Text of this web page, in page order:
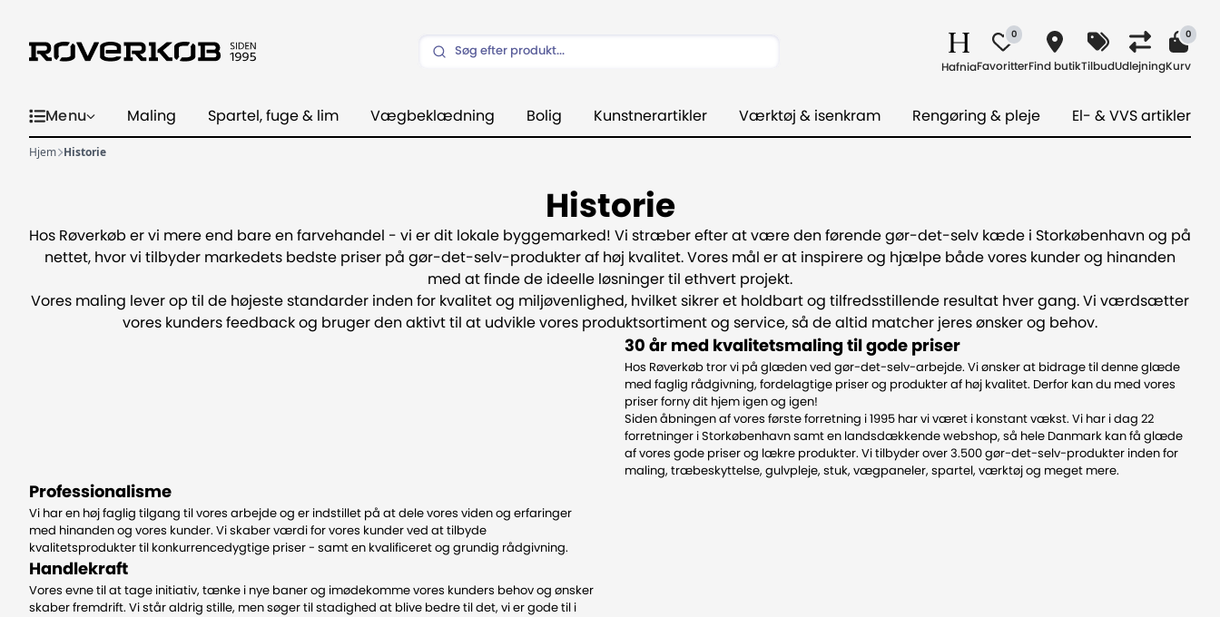
Hafnia
0
FavoritterFind butikTilbudUdlejning
0
Kurv
Menu Maling Spartel, fuge & lim Vægbeklædning Bolig Kunstnerartikler Værktøj & isenkram Rengøring & pleje El- & VVS artikler
Hjem Historie
Historie
Hos Røverkøb er vi mere end bare en farvehandel - vi er dit lokale byggemarked! Vi stræber efter at være den førende gør-det-selv kæde i Storkøbenhavn og på
nettet, hvor vi tilbyder markedets bedste priser på gør-det-selv-produkter af høj kvalitet. Vores mål er at inspirere og hjælpe både vores kunder og hinanden
med at finde de ideelle løsninger til ethvert projekt.
Vores maling lever op til de højeste standarder inden for kvalitet og miljøvenlighed, hvilket sikrer et holdbart og tilfredsstillende resultat hver gang. Vi værdsætter
vores kunders feedback og bruger den aktivt til at udvikle vores produktsortiment og service, så de altid matcher jeres ønsker og behov.
30 år med kvalitetsmaling til gode priser
Hos Røverkøb tror vi på glæden ved gør-det-selv-arbejde. Vi ønsker at bidrage til denne glæde
med faglig rådgivning, fordelagtige priser og produkter af høj kvalitet. Derfor kan du med vores
priser forny dit hjem igen og igen!
Siden åbningen af vores første forretning i 1995 har vi været i konstant vækst. Vi har i dag 22
forretninger i Storkøbenhavn samt en landsdækkende webshop, så hele Danmark kan få glæde
af vores gode priser og lækre produkter. Vi tilbyder over 3.500 gør-det-selv-produkter inden for
maling, træbeskyttelse, gulvpleje, stuk, vægpaneler, spartel, værktøj og meget mere.
Professionalisme
Vi har en høj faglig tilgang til vores arbejde og er indstillet på at dele vores viden og erfaringer
med hinanden og vores kunder. Vi skaber værdi for vores kunder ved at tilbyde
kvalitetsprodukter til konkurrencedygtige priser - samt en kvalificeret og grundig rådgivning.
Handlekraft
Vores evne til at tage initiativ, tænke i nye baner og imødekomme vores kunders behov og ønsker
skaber fremdrift. Vi står aldrig stille, men søger til stadighed at blive bedre til det, vi er gode til i